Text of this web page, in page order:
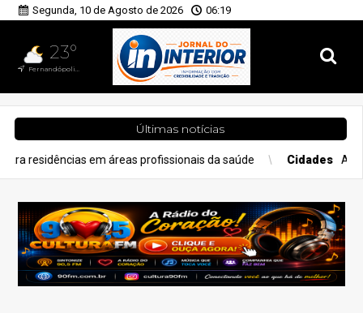
Segunda, 10 de Agosto de 2026 06:19
23°
Fernandópolis, SP
Últimas notícias
áreas profissionais da saúde Cidades Alerta amarelo prevê